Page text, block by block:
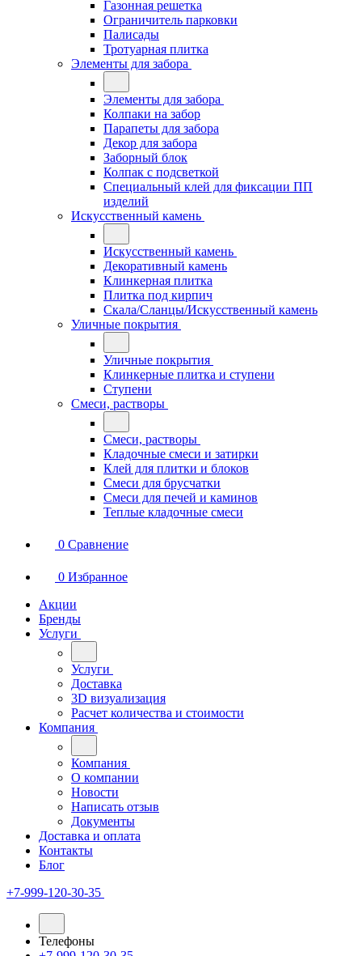
Газонная решетка
Ограничитель парковки
Палисады
Тротуарная плитка
Элементы для забора
Элементы для забора
Колпаки на забор
Парапеты для забора
Декор для забора
Заборный блок
Колпак с подсветкой
Специальный клей для фиксации ПП
изделий
Искусственный камень
Искусственный камень
Декоративный камень
Клинкерная плитка
Плитка под кирпич
Скала/Сланцы/Искусственный камень
Уличные покрытия
Уличные покрытия
Клинкерные плитка и ступени
Ступени
Смеси, растворы
Смеси, растворы
Кладочные смеси и затирки
Клей для плитки и блоков
Смеси для брусчатки
Смеси для печей и каминов
Теплые кладочные смеси
0 Сравнение
0 Избранное
Акции
Бренды
Услуги
Услуги
Доставка
3D визуализация
Расчет количества и стоимости
Компания
Компания
О компании
Новости
Написать отзыв
Документы
Доставка и оплата
Контакты
Блог
+7-999-120-30-35
Телефоны